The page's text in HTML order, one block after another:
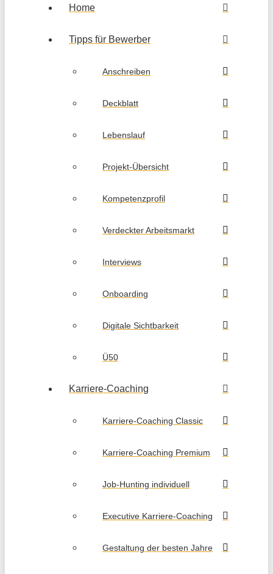
Home
Tipps für Bewerber
Anschreiben
Deckblatt
Lebenslauf
Projekt-Übersicht
Kompetenzprofil
Verdeckter Arbeitsmarkt
Interviews
Onboarding
Digitale Sichtbarkeit
Ü50
Karriere-Coaching
Karriere-Coaching Classic
Karriere-Coaching Premium
Job-Hunting individuell
Executive Karriere-Coaching
Gestaltung der besten Jahre